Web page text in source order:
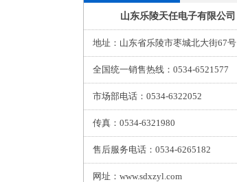
山东乐陵天任电子有限公司
地址：山东省乐陵市枣城北大街67号
全国统一销售热线：0534-6521577
市场部电话：0534-6322052
传真：0534-6321980
售后服务电话：0534-6265182
网址：www.sdxzyl.com